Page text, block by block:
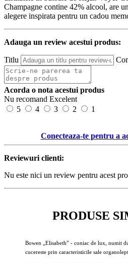
Champagne contine 42% alcool, are
alegere inspirata pentru un cadou
Adauga un review acestui produs:
Titlu
Acorda o nota acestui produs
Nu recomand Excelent
5
4 3 2 1
Conecteaza-te pentru a
Reviewuri clienti:
Nu este nici un review pentru acest
PRODUSE
Bowen „Elisabeth” - coniac de lux, numit
cucereste prin caracteristicile sale